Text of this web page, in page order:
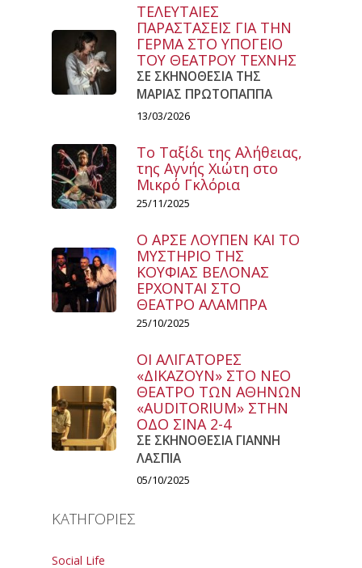
ΤΕΛΕΥΤΑΙΕΣ
ΠΑΡΑΣΤΑΣΕΙΣ ΓΙΑ ΤΗΝ
ΓΕΡΜΑ ΣΤΟ ΥΠΟΓΕΙΟ
ΤΟΥ ΘΕΑΤΡΟΥ ΤΕΧΝΗΣ
ΣΕ ΣΚΗΝΟΘΕΣΙΑ ΤΗΣ
ΜΑΡΙΑΣ ΠΡΩΤΟΠΑΠΠΑ
13/03/2026
Το Ταξίδι της Αλήθειας,
της Αγνής Χιώτη στο
Μικρό Γκλόρια
25/11/2025
Ο ΑΡΣΕ ΛΟΥΠΕΝ ΚΑΙ ΤΟ
ΜΥΣΤΗΡΙΟ ΤΗΣ
ΚΟΥΦΙΑΣ ΒΕΛΟΝΑΣ
ΕΡΧΟΝΤΑΙ ΣΤΟ
ΘΕΑΤΡΟ ΑΛΑΜΠΡΑ
25/10/2025
ΟΙ ΑΛΙΓΑΤΟΡΕΣ
«ΔΙΚΑΖΟΥΝ» ΣΤΟ ΝΕΟ
ΘΕΑΤΡΟ ΤΩΝ ΑΘΗΝΩΝ
«AUDITORIUM» ΣΤΗΝ
ΟΔΟ ΣΙΝΑ 2-4
ΣΕ ΣΚΗΝΟΘΕΣΙΑ ΓΙΑΝΝΗ
ΛΑΣΠΙΑ
05/10/2025
ΚΑΤΗΓΟΡΙΕΣ
Social Life